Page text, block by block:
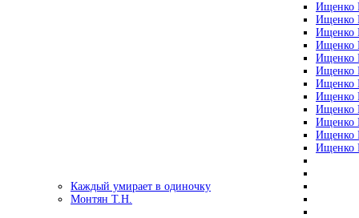
Ищенко
Ищенко
Ищенко
Ищенко
Ищенко
Ищенко
Ищенко
Ищенко
Ищенко
Ищенко
Ищенко
Ищенко
Каждый умирает в одиночку
Монтян Т.Н.